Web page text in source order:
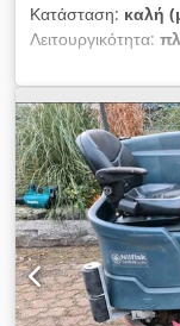
Κατάσταση: καλή
Λειτουργικότητα:
τάση εισόδου:400
5M διαθέτει ένα
περιστροφικού
μηχάνημα υψηλής
νερού. Είναι
χρήση του και σε
καθημερινής
χαρακτηριστικά:
6,2 Μέγιστη
890x570x1020